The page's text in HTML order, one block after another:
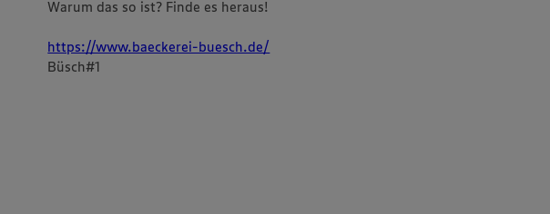
Warum das so ist? Finde es heraus!
https://www.baeckerei-buesch.de/
Büsch#1